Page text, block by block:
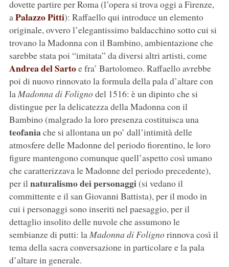
dovette partire per Roma (l’opera si trova oggi a Firenze,
aPalazzo Pitti): Raffaello qui introduce un elemento
originale, ovvero l’elegantissimo baldacchino sotto cui si
trovano la Madonna con il Bambino, ambientazione che
sarebbe stata poi “imitata” da diversi altri artisti, come
Andrea del Sartoe fra’ Bartolomeo. Raffaello avrebbe
poi di nuovo rinnovato la formula della pala d’altare con
laMadonna di Folignodel 1516: è un dipinto che si
distingue per la delicatezza della Madonna con il
Bambino (malgrado la loro presenza costituisca una
teofaniache si allontana un po’ dall’intimità delle
atmosfere delle Madonne del periodo fiorentino, le loro
figure mantengono comunque quell’aspetto così umano
che caratterizzava le Madonne del periodo precedente),
per ilnaturalismo dei personaggi(si vedano il
committente e il san Giovanni Battista), per il modo in
cui i personaggi sono inseriti nel paesaggio, per il
dettaglio insolito delle nuvole che assumono le
sembianze di putti: laMadonna di Folignorinnova così il
tema della sacra conversazione in particolare e la pala
d’altare in generale.